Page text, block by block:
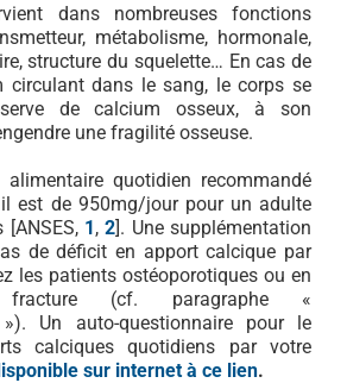
dans nombreuses fonctions
métabolisme, hormonale,
structure du squelette… En cas de
circulant dans le sang, le corps se
de calcium osseux, à son
une fragilité osseuse.
alimentaire quotidien recommandé
il est de 950mg/jour pour un adulte
1,2]. Une supplémentation
de déficit en apport calcique par
les patients ostéoporotiques ou en
(cf. paragraphe «
»). Un auto-questionnaire pour le
calciques quotidiens par votre
sur internet à ce lien.